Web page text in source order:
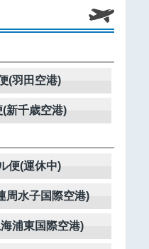
(羽田空港)
(新千歳空港)
便(運休中)
周水子国際空港)
海浦東国際空港)